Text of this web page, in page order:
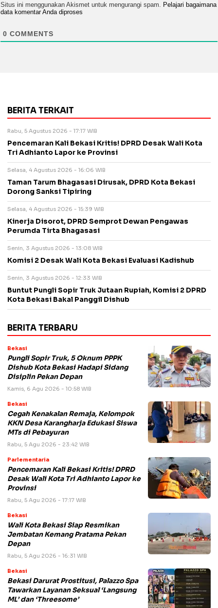
Situs ini menggunakan Akismet untuk mengurangi spam.
Pelajari bagaimana
data komentar Anda diproses
0 COMMENTS
BERITA TERKAIT
Rabu, 5 Agustus 2026 - 17:17 WIB
Pencemaran Kali Bekasi Kritis! DPRD Desak Wali Kota
Tri Adhianto Lapor ke Provinsi
Selasa, 4 Agustus 2026 - 16:06 WIB
Taman Tarum Bhagasasi Dirusak, DPRD Kota Bekasi
Dorong Sanksi Tipiring
Selasa, 4 Agustus 2026 - 15:39 WIB
Kinerja Disorot, DPRD Semprot Dewan Pengawas
Perumda Tirta Bhagasasi
Senin, 3 Agustus 2026 - 13:08 WIB
Komisi 2 Desak Wali Kota Bekasi Evaluasi Kadishub
Senin, 3 Agustus 2026 - 12:33 WIB
Buntut Pungli Sopir Truk Jutaan Rupiah, Komisi 2 DPRD
Kota Bekasi Bakal Panggil Dishub
BERITA TERBARU
Bekasi
Pungli Sopir Truk, 5 Oknum PPPK
Dishub Kota Bekasi Hadapi Sidang
Disiplin Pekan Depan
Kamis, 6 Agu 2026 - 10:58 WIB
Bekasi
Cegah Kenakalan Remaja, Kelompok
KKN Desa Karangharja Edukasi Siswa
MTs di Pebayuran
Rabu, 5 Agu 2026 - 23:42 WIB
Parlementaria
Pencemaran Kali Bekasi Kritis! DPRD
Desak Wali Kota Tri Adhianto Lapor ke
Provinsi
Rabu, 5 Agu 2026 - 17:17 WIB
Bekasi
Wali Kota Bekasi Siap Resmikan
Jembatan Kemang Pratama Pekan
Depan
Rabu, 5 Agu 2026 - 16:31 WIB
Bekasi
Bekasi Darurat Prostitusi, Palazzo Spa
Tawarkan Layanan Seksual ‘Langsung
ML’ dan ‘Threesome’